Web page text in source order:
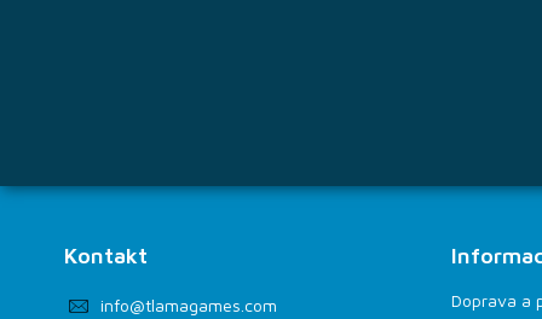
Kontakt
info@tlamagames.com
Doprava a